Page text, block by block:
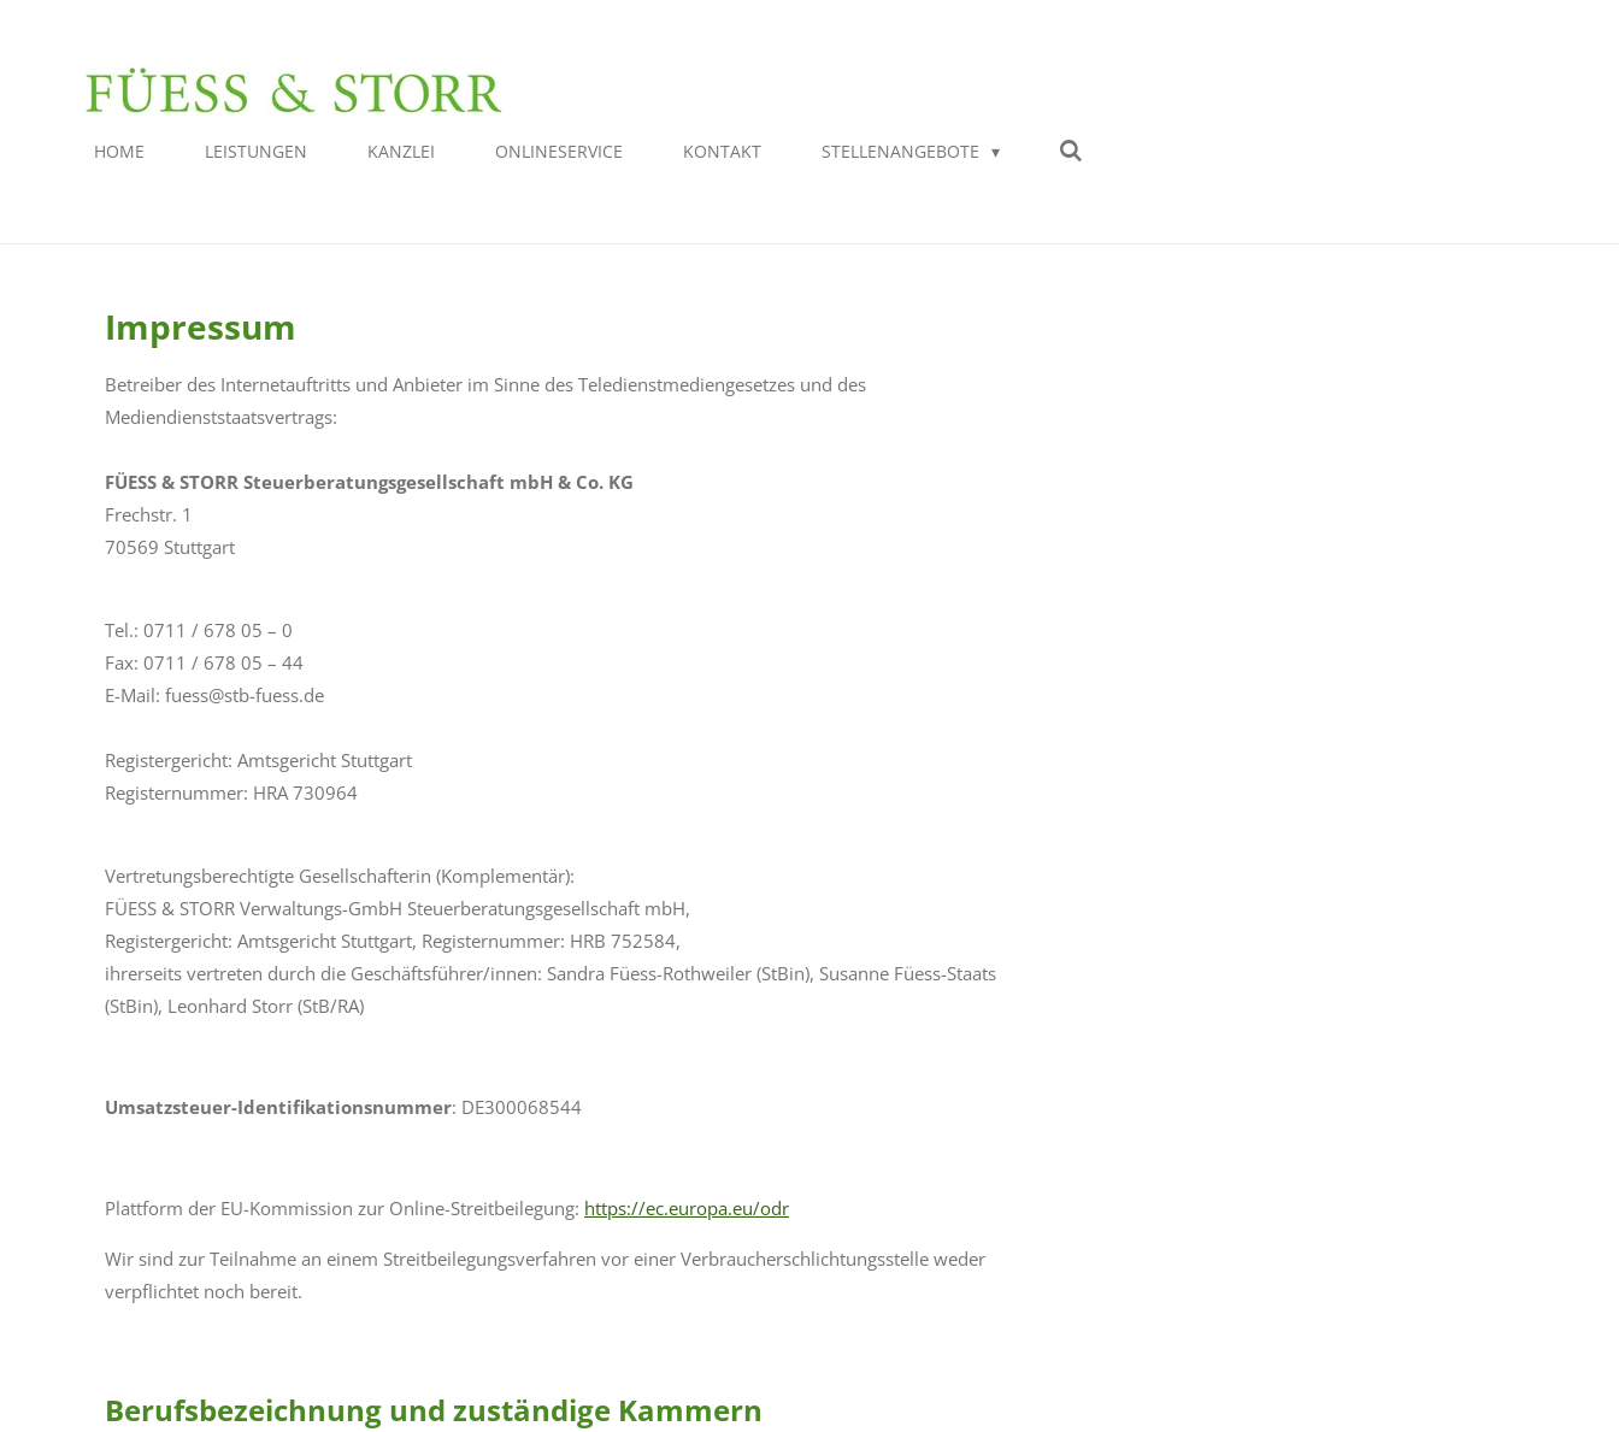
HOME LEISTUNGEN KANZLEI ONLINESERVICE KONTAKT STELLENANGEBOTE
Impressum
Betreiber des Internetauftritts und Anbieter im Sinne des Teledienstmediengesetzes und des
Mediendienststaatsvertrags:
FÜESS & STORR Steuerberatungsgesellschaft mbH & Co. KG
Frechstr. 1
70569 Stuttgart
Tel.: 0711 / 678 05 – 0
Fax: 0711 / 678 05 – 44
E-Mail: fuess@stb-fuess.de
Registergericht: Amtsgericht Stuttgart
Registernummer: HRA 730964
Vertretungsberechtigte Gesellschafterin (Komplementär):
FÜESS & STORR Verwaltungs-GmbH Steuerberatungsgesellschaft mbH,
Registergericht: Amtsgericht Stuttgart, Registernummer: HRB 752584,
ihrerseits vertreten durch die Geschäftsführer/innen: Sandra Füess-Rothweiler (StBin), Susanne Füess-Staats
(StBin), Leonhard Storr (StB/RA)
Umsatzsteuer-Identifikationsnummer: DE300068544
Plattform der EU-Kommission zur Online-Streitbeilegung: https://ec.europa.eu/odr
Wir sind zur Teilnahme an einem Streitbeilegungsverfahren vor einer Verbraucherschlichtungsstelle weder
verpflichtet noch bereit.
Berufsbezeichnung und zuständige Kammern